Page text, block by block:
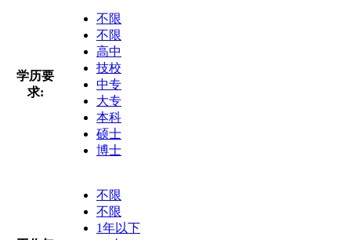
学历要
求:
不限
不限
高中
技校
中专
大专
本科
硕士
博士
不限
不限
1年以下